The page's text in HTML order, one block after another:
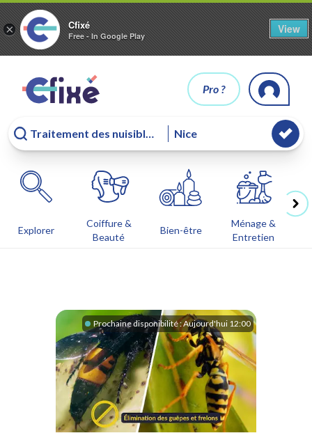
× Cfixé
Free - In Google Play
View
Pro ?
Explorer
Coiffure &
Beauté
Bien-être
Ménage &
Entretien
Prochaine disponibilité :Aujourd'hui 12:00